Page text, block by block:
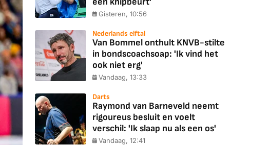
Gisteren, 10:56
Nederlands elftal
Van Bommel onthult KNVB-stilte
in bondscoachsoap: 'Ik vind het
ook niet erg'
Vandaag, 13:33
Darts
Raymond van Barneveld neemt
rigoureus besluit en voelt
verschil: 'Ik slaap nu als een os'
Vandaag, 12:41